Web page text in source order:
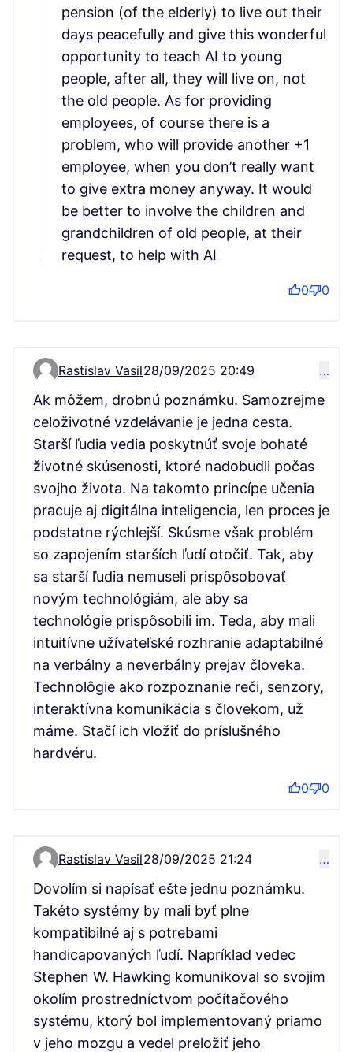
pension (of the elderly) to live out their
days peacefully and give this wonderful
opportunity to teach AI to young
people, after all, they will live on, not
the old people. As for providing
employees, of course there is a
problem, who will provide another +1
employee, when you don’t really want
to give extra money anyway. It would
be better to involve the children and
grandchildren of old people, at their
request, to help with AI
0 0
Comment 15874
Rastislav Vasil28/09/2025 20:49 …
Ak môžem, drobnú poznámku. Samozrejme
celoživotné vzdelávanie je jedna cesta.
Starší ľudia vedia poskytnúť svoje bohaté
životné skúsenosti, ktoré nadobudli počas
svojho života. Na takomto princípe učenia
pracuje aj digitálna inteligencia, len proces je
podstatne rýchlejší. Skúsme však problém
so zapojením starších ľudí otočiť. Tak, aby
sa starší ľudia nemuseli prispôsobovať
novým technológiám, ale aby sa
technológie prispôsobili im. Teda, aby mali
intuitívne užívateľské rozhranie adaptabilné
na verbálny a neverbálny prejav človeka.
Technolôgie ako rozpoznanie reči, senzory,
interaktívna komunikäcia s človekom, už
máme. Stačí ich vložiť do príslušného
hardvéru.
0 0
Comment 15907
Rastislav Vasil28/09/2025 21:24 …
Dovolím si napísať ešte jednu poznámku.
Takéto systémy by mali byť plne
kompatibilné aj s potrebami
handicapovaných ľudí. Napríklad vedec
Stephen W. Hawking komunikoval so svojim
okolím prostredníctvom počítačového
systému, ktorý bol implementovaný priamo
v jeho mozgu a vedel preložiť jeho